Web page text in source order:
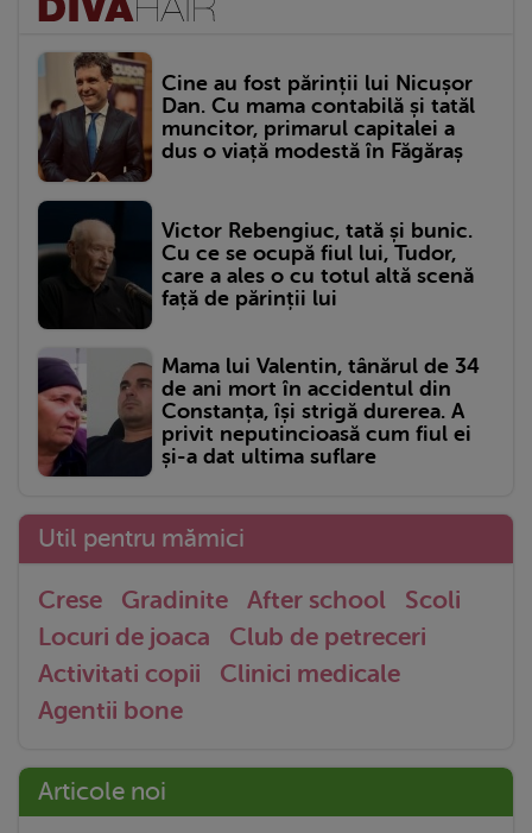
Cine au fost părinții lui Nicușor
Dan. Cu mama contabilă și tatăl
muncitor, primarul capitalei a
dus o viață modestă în Făgăraș
Victor Rebengiuc, tată și bunic.
Cu ce se ocupă fiul lui, Tudor,
care a ales o cu totul altă scenă
față de părinții lui
Mama lui Valentin, tânărul de 34
de ani mort în accidentul din
Constanța, își strigă durerea. A
privit neputincioasă cum fiul ei
și-a dat ultima suflare
Util pentru mămici
Crese Gradinite After school
Scoli
Locuri de joaca
Club de petreceri
Activitati copii
Clinici medicale
Agentii bone
Articole noi